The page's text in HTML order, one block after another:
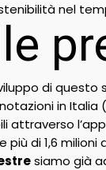
nel
di
in Italia (
attraverso
più di 1,6
siamo già